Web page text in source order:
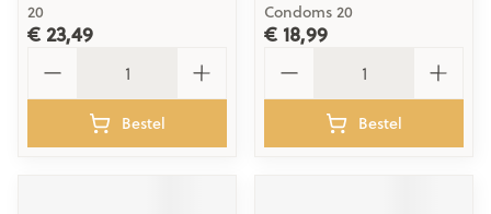
20
€ 23,49
Bestel
Condoms 20
€ 18,99
Bestel